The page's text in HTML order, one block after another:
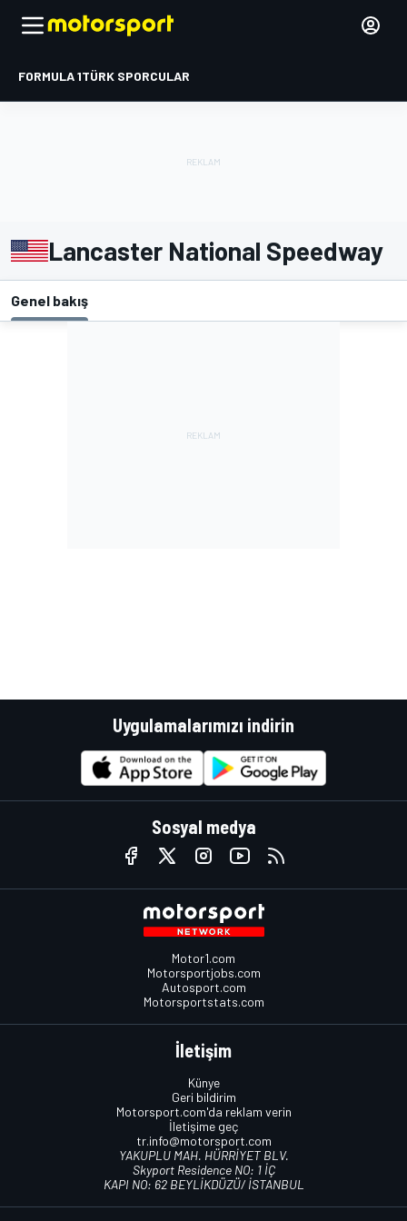
FORMULA 1TÜRK SPORCULAR
Lancaster National Speedway
Genel bakış
Uygulamalarımızı indirin
Sosyal medya
Motor1.com
Motorsportjobs.com
Autosport.com
Motorsportstats.com
İletişim
Künye
Geri bildirim
Motorsport.com'da reklam verin
İletişime geç
tr.info@motorsport.com
YAKUPLU MAH. HÜRRİYET BLV.
Skyport Residence NO: 1 İÇ
KAPI NO: 62 BEYLİKDÜZÜ/ İSTANBUL